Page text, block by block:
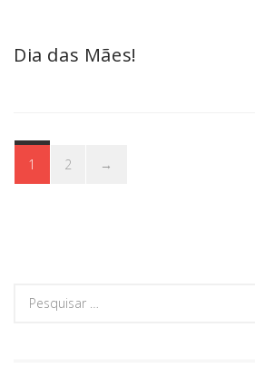
Dia das Mães!
1 2 →